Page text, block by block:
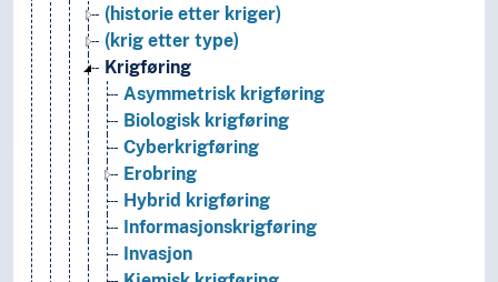
(historie etter kriger)
(krig etter type)
Krigføring
Asymmetrisk krigføring
Biologisk krigføring
Cyberkrigføring
Erobring
Hybrid krigføring
Informasjonskrigføring
Invasjon